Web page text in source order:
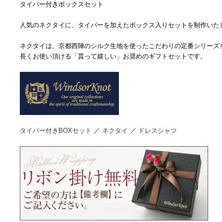
タイバー付きボックスセット
人気のネクタイに、タイバーを加えたボックス入りセットを制作いた
ネクタイは、京都西陣のシルク生地を使ったこだわりの定番シリーズ
長くお使い頂ける「貰って嬉しい」お奨めのギフトセットです。
タイバー付きBOXセット ／ ネクタイ ／ ドレスシャツ